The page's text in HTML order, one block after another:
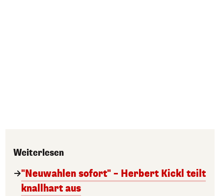
Weiterlesen
"Neuwahlen sofort" – Herbert Kickl teilt
knallhart aus